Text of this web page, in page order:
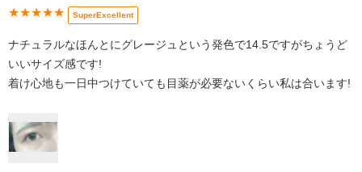
★★★★★ SuperExcellent
ナチュラルなほんとにグレージュという発色で14.5ですがちょうど
いいサイズ感です!
着け心地も一日中つけていても目薬が必要ないくらい私は合います!